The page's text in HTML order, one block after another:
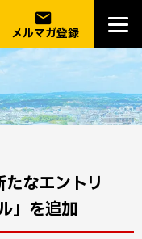
email
メルマガ登録
なエントリ
」を追加